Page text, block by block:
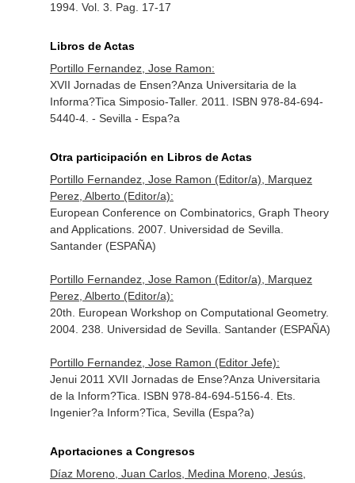
1994. Vol. 3. Pag. 17-17
Libros de Actas
Portillo Fernandez, Jose Ramon:
XVII Jornadas de Ensen?Anza Universitaria de la
Informa?Tica Simposio-Taller. 2011. ISBN 978-84-694-
5440-4. - Sevilla - Espa?a
Otra participación en Libros de Actas
Portillo Fernandez, Jose Ramon (Editor/a), Marquez
Perez, Alberto (Editor/a):
European Conference on Combinatorics, Graph Theory
and Applications. 2007. Universidad de Sevilla.
Santander (ESPAÑA)
Portillo Fernandez, Jose Ramon (Editor/a), Marquez
Perez, Alberto (Editor/a):
20th. European Workshop on Computational Geometry.
2004. 238. Universidad de Sevilla. Santander (ESPAÑA)
Portillo Fernandez, Jose Ramon (Editor Jefe):
Jenui 2011 XVII Jornadas de Ense?Anza Universitaria
de la Inform?Tica. ISBN 978-84-694-5156-4. Ets.
Ingenier?a Inform?Tica, Sevilla (Espa?a)
Aportaciones a Congresos
Díaz Moreno, Juan Carlos, Medina Moreno, Jesús,